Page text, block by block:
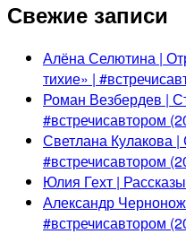
Свежие записи
Алёна Селютина |
тихие» |
Роман Везбердев |
#встречисавтором
Светлана Кулакова |
#встречисавтором
Юлия Гехт |
Александр
#встречисавтором